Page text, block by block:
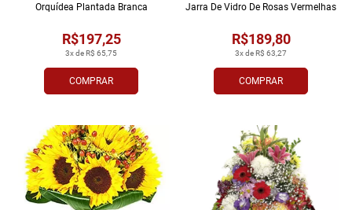
COMPRAR
3x de R$ 65,75
R$197,25
Orquídea Plantada Branca
COMPRAR
3x de R$ 63,27
R$189,80
Jarra De Vidro De Rosas Vermelhas